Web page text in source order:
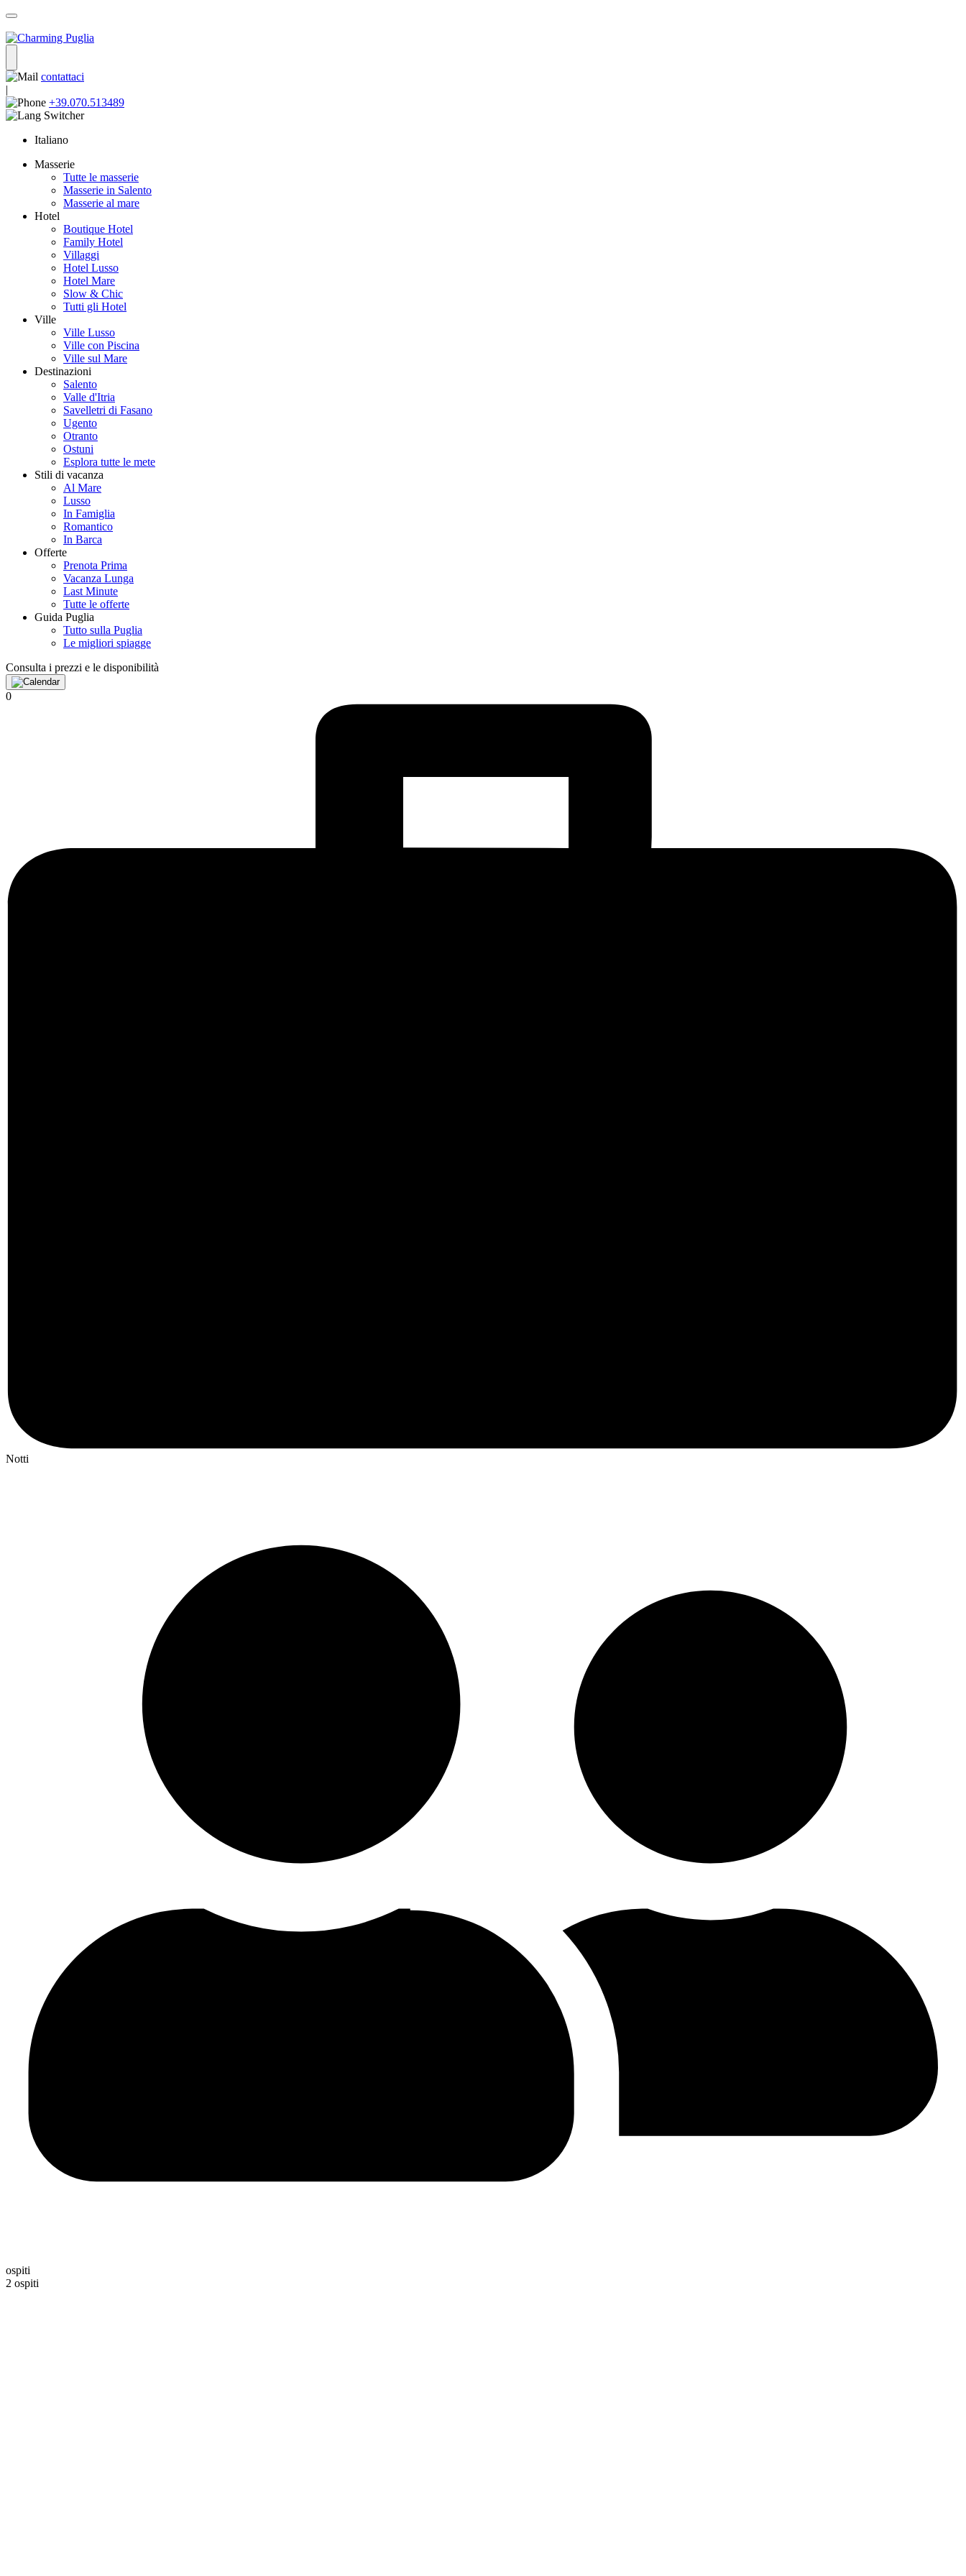
contattaci
|
+39.070.513489
Italiano
Masserie
Tutte le masserie
Masserie in Salento
Masserie al mare
Hotel
Boutique Hotel
Family Hotel
Villaggi
Hotel Lusso
Hotel Mare
Slow & Chic
Tutti gli Hotel
Ville
Ville Lusso
Ville con Piscina
Ville sul Mare
Destinazioni
Salento
Valle d'Itria
Savelletri di Fasano
Ugento
Otranto
Ostuni
Esplora tutte le mete
Stili di vacanza
Al Mare
Lusso
In Famiglia
Romantico
In Barca
Offerte
Prenota Prima
Vacanza Lunga
Last Minute
Tutte le offerte
Guida Puglia
Tutto sulla Puglia
Le migliori spiagge
Consulta i prezzi e le disponibilità
0
Notti
ospiti
2 ospiti